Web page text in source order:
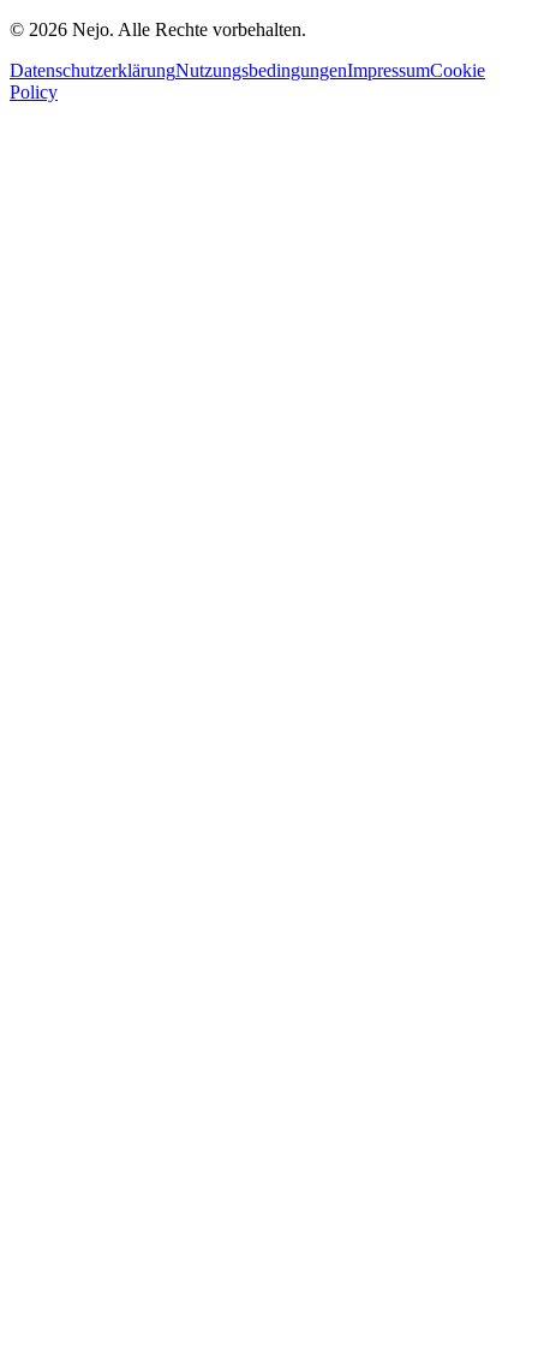
© 2026 Nejo. Alle Rechte vorbehalten.
DatenschutzerklärungNutzungsbedingungenImpressumCookie
Policy